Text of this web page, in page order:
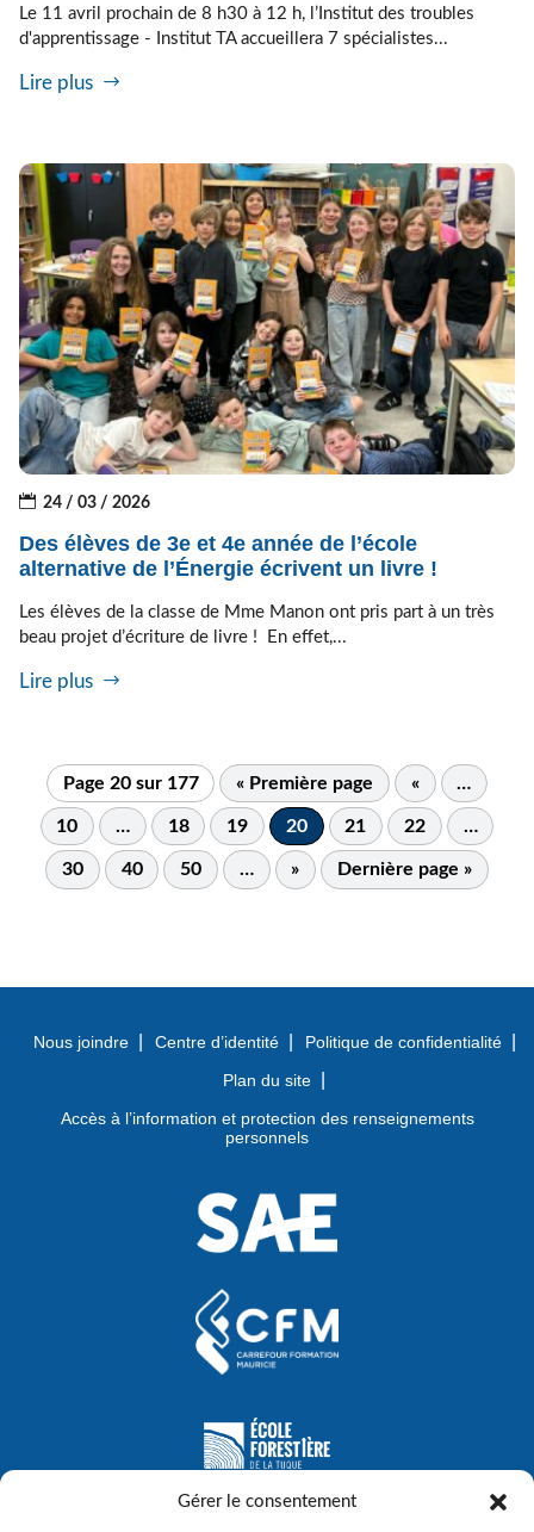
Gérer le consentement
Le 11 avril prochain de 8 h30 à 12 h, l’Institut des troubles
d'apprentissage - Institut TA accueillera 7 spécialistes...
Lire plus
24 / 03 / 2026
Des élèves de 3e et 4e année de l’école
alternative de l’Énergie écrivent un livre !
Les élèves de la classe de Mme Manon ont pris part à un très
beau projet d’écriture de livre ! En effet,...
Lire plus
Page 20 sur 177 « Première page « …
10 … 18 19 20 21 22 …
30 40 50 … » Dernière page »
Nous joindre Centre d’identité
Politique de confidentialité
Plan du site
Accès à l’information et protection des renseignements
personnels